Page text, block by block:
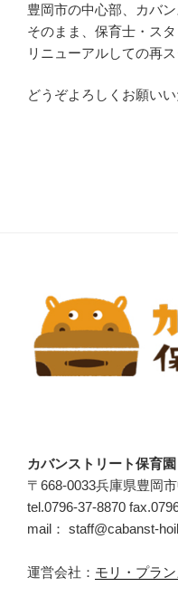
豊岡市の中心部、カバ
そのまま、保育士・ス
リニューアルしての再ス
どうぞよろしくお願いい
カバンストリート保育園
〒668-0033兵庫県豊岡
tel.0796-37-8870
mail： staff@cabanst-
運営会社： モリ・プラ